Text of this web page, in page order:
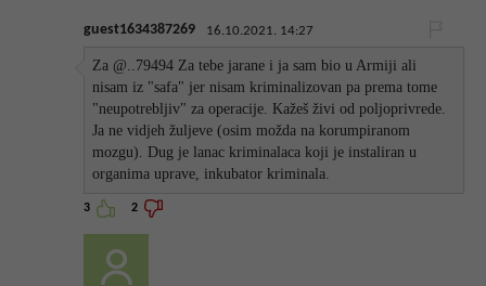
guest1634387269 16.10.2021. 14:27
Za @..79494 Za tebe jarane i ja sam bio u Armiji ali
nisam iz "safa" jer nisam kriminalizovan pa prema tome
"neupotrebljiv" za operacije. Kažeš živi od poljoprivrede.
Ja ne vidjeh žuljeve (osim možda na korumpiranom
mozgu). Dug je lanac kriminalaca koji je instaliran u
organima uprave, inkubator kriminala.
3 2